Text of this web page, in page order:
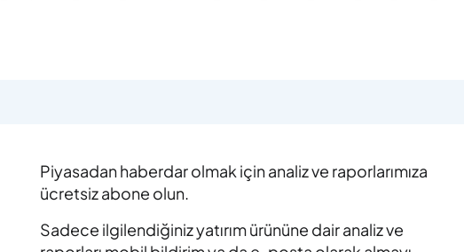
Piyasadan haberdar olmak için analiz ve raporlarımıza
ücretsiz abone olun.
Sadece ilgilendiğiniz yatırım ürününe dair analiz ve